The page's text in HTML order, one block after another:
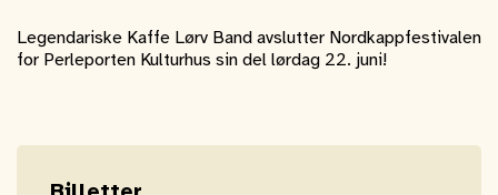
Legendariske Kaffe Lørv Band avslutter Nordkappfestivalen
for Perleporten Kulturhus sin del lørdag 22. juni!